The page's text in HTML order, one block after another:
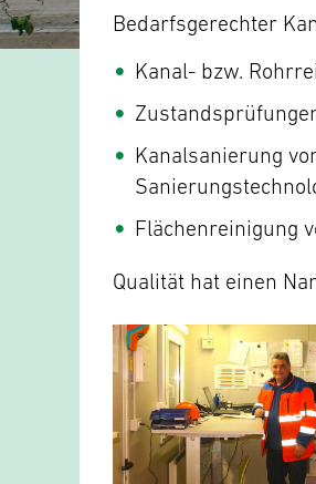
Bedarfsgerechter
Kanal- bzw.
Kanalsanierung
Flächenreinigung
Qualität hat einen